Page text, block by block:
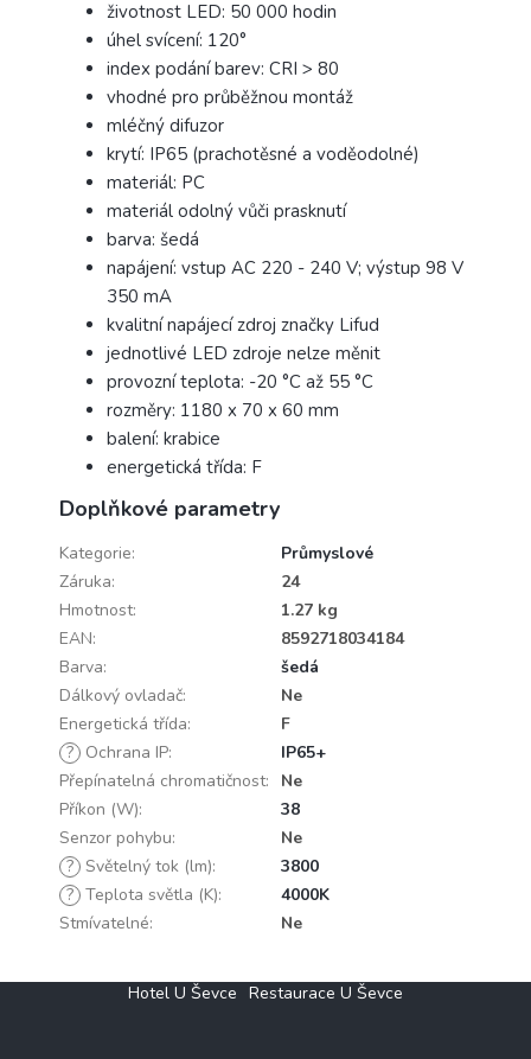
životnost LED: 50 000 hodin
úhel svícení: 120°
index podání barev: CRI > 80
vhodné pro průběžnou montáž
mléčný difuzor
krytí: IP65 (prachotěsné a voděodolné)
materiál: PC
materiál odolný vůči prasknutí
barva: šedá
napájení: vstup AC 220 - 240 V; výstup 98 V
350 mA
kvalitní napájecí zdroj značky Lifud
jednotlivé LED zdroje nelze měnit
provozní teplota: -20 °C až 55 °C
rozměry: 1180 x 70 x 60 mm
balení: krabice
energetická třída: F
Doplňkové parametry
Kategorie:
Průmyslové
Záruka:
24
Hmotnost:
1.27 kg
EAN:
8592718034184
Barva:
šedá
Dálkový ovladač:
Ne
Energetická třída:
F
? Ochrana IP:
IP65+
Přepínatelná chromatičnost:
Ne
Příkon (W):
38
Senzor pohybu:
Ne
? Světelný tok (lm):
3800
? Teplota světla (K):
4000K
Stmívatelné: Ne
Hotel U Ševce Restaurace U Ševce